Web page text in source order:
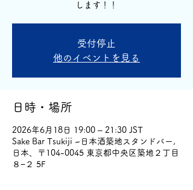
します！！
受付停止
他のイベントを見る
日時・場所
2026年6月18日 19:00 – 21:30 JST
Sake Bar Tsukiji ~日本酒築地スタンドバー,
日本、〒104-0045 東京都中央区築地２丁目
８−２ 5F